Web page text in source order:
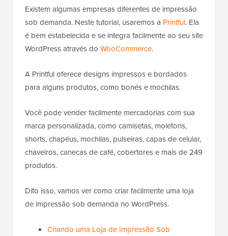
Existem algumas empresas diferentes de impressão
sob demanda. Neste tutorial, usaremos a Printful. Ela
é bem estabelecida e se integra facilmente ao seu site
WordPress através do WooCommerce.
A Printful oferece designs impressos e bordados
para alguns produtos, como bonés e mochilas.
Você pode vender facilmente mercadorias com sua
marca personalizada, como camisetas, moletons,
shorts, chapéus, mochilas, pulseiras, capas de celular,
chaveiros, canecas de café, cobertores e mais de 249
produtos.
Dito isso, vamos ver como criar facilmente uma loja
de impressão sob demanda no WordPress.
Criando uma Loja de Impressão Sob